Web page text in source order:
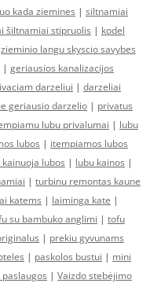
kada ziemines | siltnamiai
šiltnamiai stipruolis | kodel
zieminio langu skyscio savybes
| geriausios kanalizacijos
darzeliui | darzeliai
geriausio darzelio | privatus
lubu privalumai | lubu
lubos | itempiamos lubos
kainuoja lubos | lubu kainos |
| turbinu remontas kaune
katems | laiminga kate |
su bambuko anglimi | tofu
| prekiu gyvunams
| paskolos bustui | mini
paslaugos | Vaizdo stebėjimo